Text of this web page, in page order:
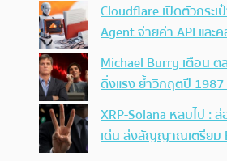
Cloudflare เปิดตัวกระเ
Agent จ่ายค่า API และ
Michael Burry เตือน
ดิ่งแรง ย้ำวิกฤตปี
XRP-Solana หลบไป :
เด่น ส่งสัญญาณเตรียม